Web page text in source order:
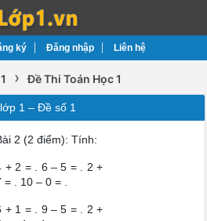
ký Đăng nhập Liên hệ
› Đề Thi Toán Học 1
1 – Đề số 1
2 (2 điểm): Tính:
+ 2 = . 6 – 5 = . 2 +
= . 10 – 0 = .
+ 1 = . 9 – 5 = . 2 +